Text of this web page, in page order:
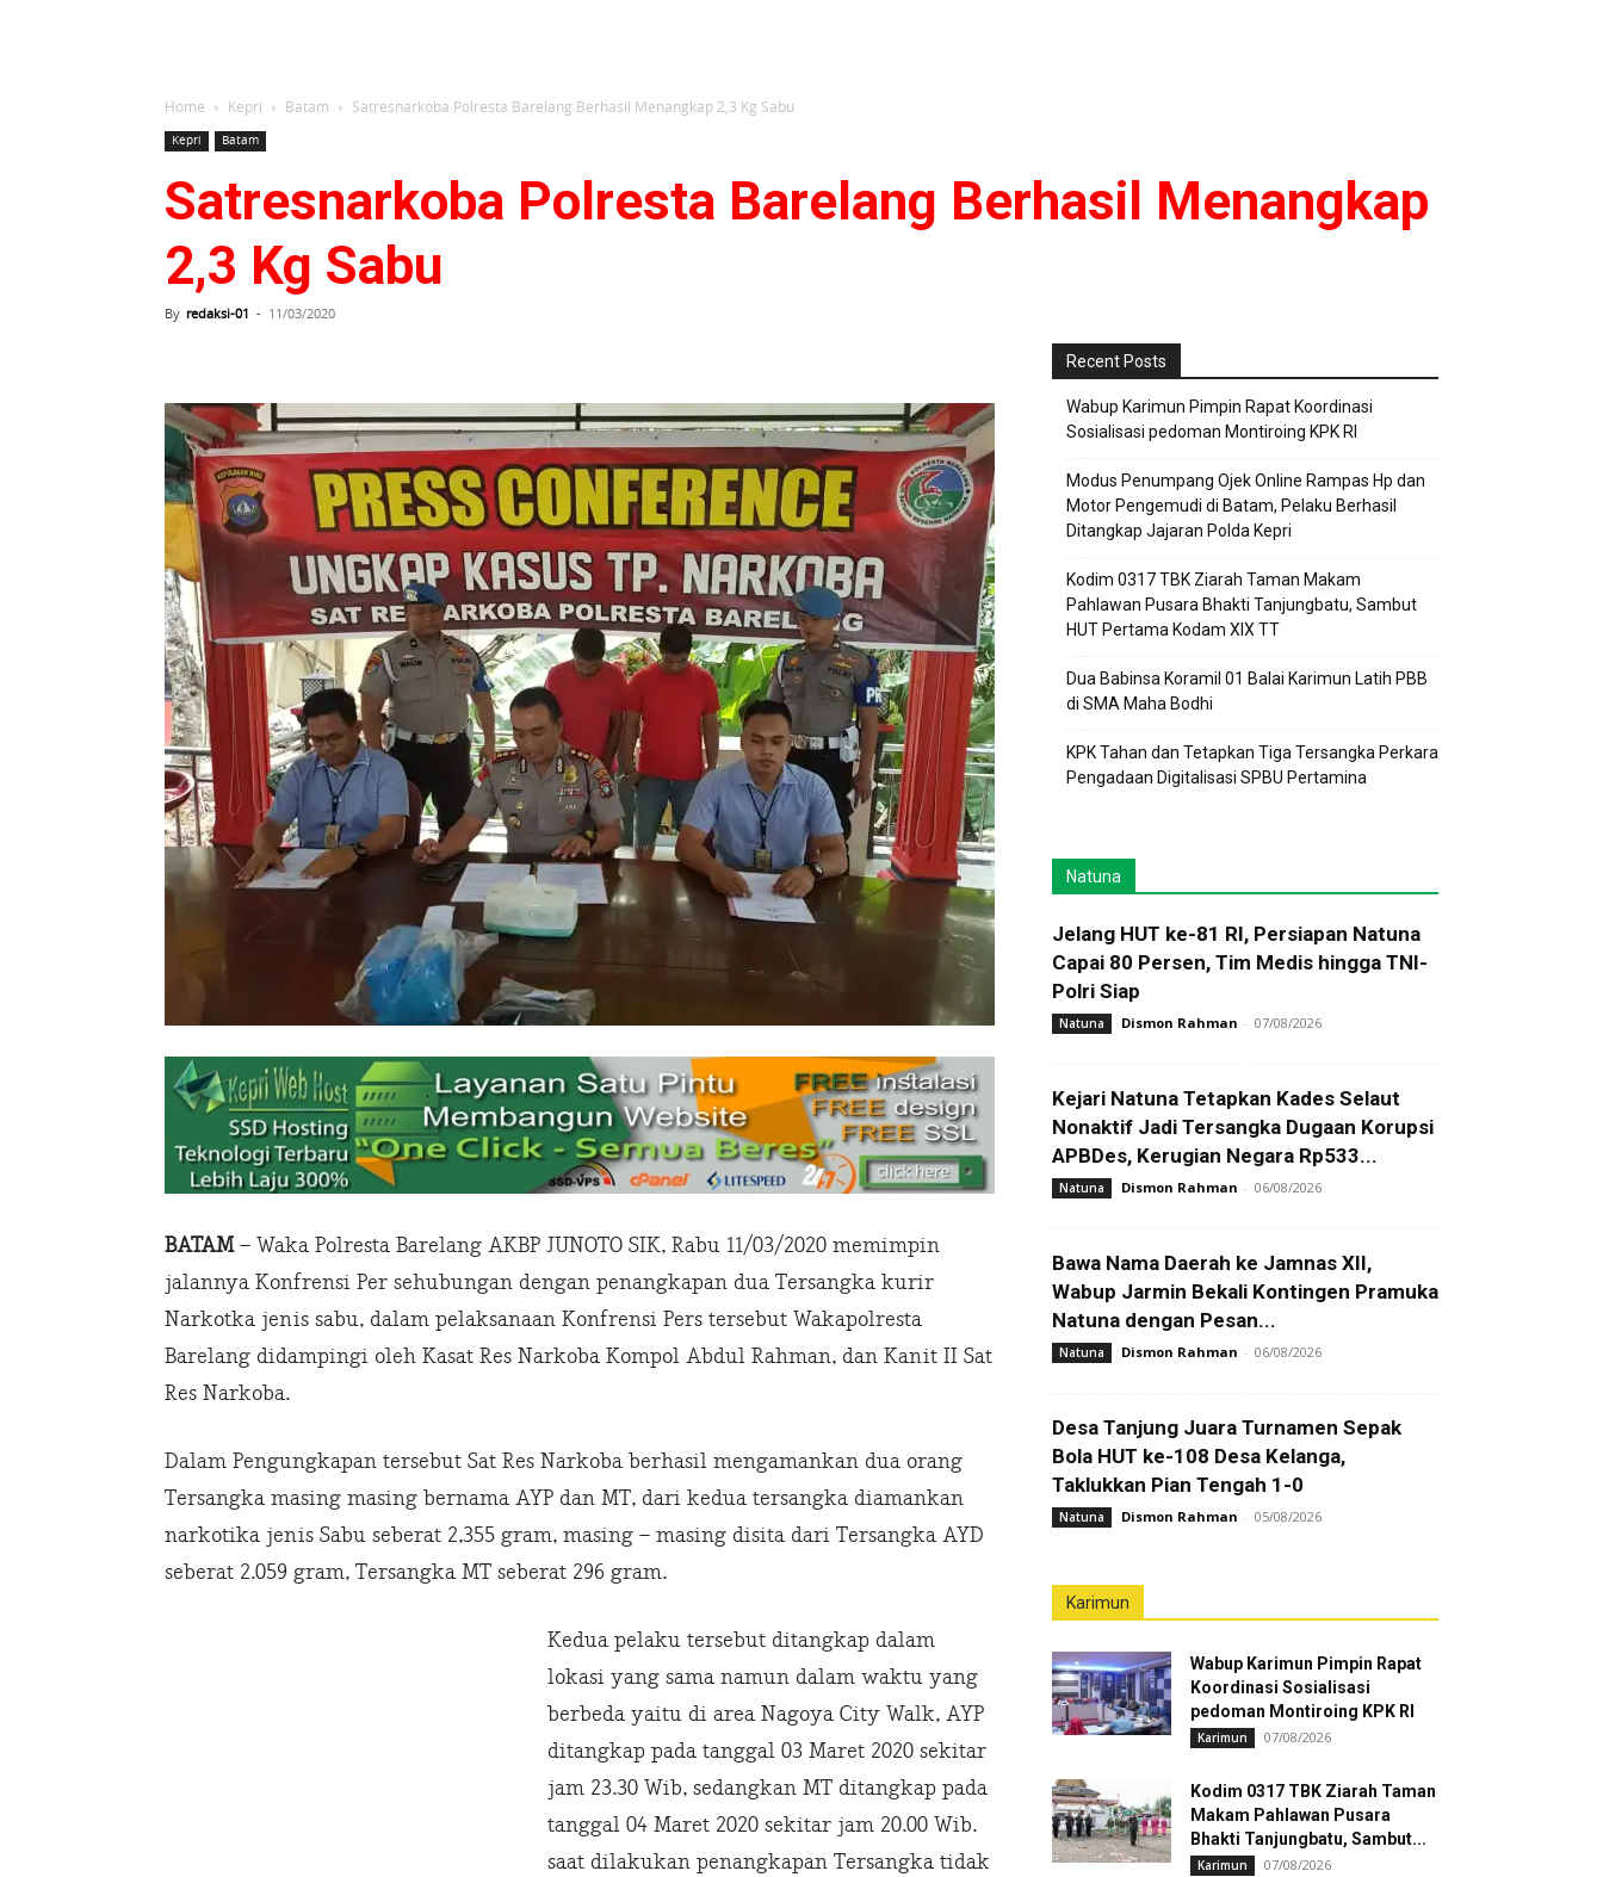
Home Kepri Batam Satresnarkoba Polresta Barelang Berhasil Menangkap 2,3 Kg Sabu
Kepri Batam
Satresnarkoba Polresta Barelang Berhasil Menangkap
2,3 Kg Sabu
By redaksi-01 - 11/03/2020
BATAM– Waka Polresta Barelang AKBP JUNOTO SIK, Rabu 11/03/2020 memimpin
jalannya Konfrensi Per sehubungan dengan penangkapan dua Tersangka kurir
Narkotka jenis sabu, dalam pelaksanaan Konfrensi Pers tersebut Wakapolresta
Barelang didampingi oleh Kasat Res Narkoba Kompol Abdul Rahman, dan Kanit II Sat
Res Narkoba.
Dalam Pengungkapan tersebut Sat Res Narkoba berhasil mengamankan dua orang
Tersangka masing masing bernama AYP dan MT, dari kedua tersangka diamankan
narkotika jenis Sabu seberat 2,355 gram, masing – masing disita dari Tersangka AYD
seberat 2.059 gram, Tersangka MT seberat 296 gram.
Kedua pelaku tersebut ditangkap dalam
lokasi yang sama namun dalam waktu yang
berbeda yaitu di area Nagoya City Walk, AYP
ditangkap pada tanggal 03 Maret 2020 sekitar
jam 23.30 Wib, sedangkan MT ditangkap pada
tanggal 04 Maret 2020 sekitar jam 20.00 Wib.
saat dilakukan penangkapan Tersangka tidak
Recent Posts
Wabup Karimun Pimpin Rapat Koordinasi
Sosialisasi pedoman Montiroing KPK RI
Modus Penumpang Ojek Online Rampas Hp dan
Motor Pengemudi di Batam, Pelaku Berhasil
Ditangkap Jajaran Polda Kepri
Kodim 0317 TBK Ziarah Taman Makam
Pahlawan Pusara Bhakti Tanjungbatu, Sambut
HUT Pertama Kodam XIX TT
Dua Babinsa Koramil 01 Balai Karimun Latih PBB
di SMA Maha Bodhi
KPK Tahan dan Tetapkan Tiga Tersangka Perkara
Pengadaan Digitalisasi SPBU Pertamina
Natuna
Jelang HUT ke-81 RI, Persiapan Natuna
Capai 80 Persen, Tim Medis hingga TNI-
Polri Siap
Natuna Dismon Rahman - 07/08/2026
Kejari Natuna Tetapkan Kades Selaut
Nonaktif Jadi Tersangka Dugaan Korupsi
APBDes, Kerugian Negara Rp533...
Natuna Dismon Rahman - 06/08/2026
Bawa Nama Daerah ke Jamnas XII,
Wabup Jarmin Bekali Kontingen Pramuka
Natuna dengan Pesan...
Natuna Dismon Rahman - 06/08/2026
Desa Tanjung Juara Turnamen Sepak
Bola HUT ke-108 Desa Kelanga,
Taklukkan Pian Tengah 1-0
Natuna Dismon Rahman - 05/08/2026
Karimun
Wabup Karimun Pimpin Rapat
Koordinasi Sosialisasi
pedoman Montiroing KPK RI
Karimun 07/08/2026
Kodim 0317 TBK Ziarah Taman
Makam Pahlawan Pusara
Bhakti Tanjungbatu, Sambut...
Karimun 07/08/2026